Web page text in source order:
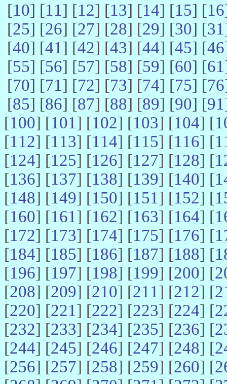
[10] [11] [12] [13] [14] [15] [16
[25] [26] [27] [28] [29] [30] [31
[40] [41] [42] [43] [44] [45] [46
[55] [56] [57] [58] [59] [60] [61
[70] [71] [72] [73] [74] [75] [76
[85] [86] [87] [88] [89] [90] [91
[100] [101] [102] [103] [104] [
[112] [113] [114] [115] [116] [
[124] [125] [126] [127] [128] [
[136] [137] [138] [139] [140] [
[148] [149] [150] [151] [152] [
[160] [161] [162] [163] [164] [
[172] [173] [174] [175] [176] [
[184] [185] [186] [187] [188] [
[196] [197] [198] [199] [200] [
[208] [209] [210] [211] [212] [
[220] [221] [222] [223] [224] [
[232] [233] [234] [235] [236] [
[244] [245] [246] [247] [248] [
[256] [257] [258] [259] [260] [